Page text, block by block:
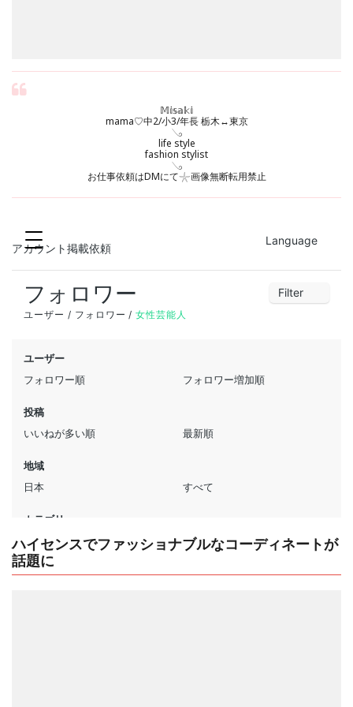
𝕄𝕚𝕤𝕒𝕜𝕚
mama♡中2/小3/年長 栃木↔︎東京
𓂅
life style
fashion stylist
𓂅
お仕事依頼はDMにて𓇼画像無断転用禁止
ハイセンスでファッショナブルなコーディネートが
話題に